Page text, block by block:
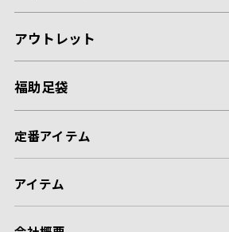
アウトレット
福助足袋
定番アイテム
アイテム